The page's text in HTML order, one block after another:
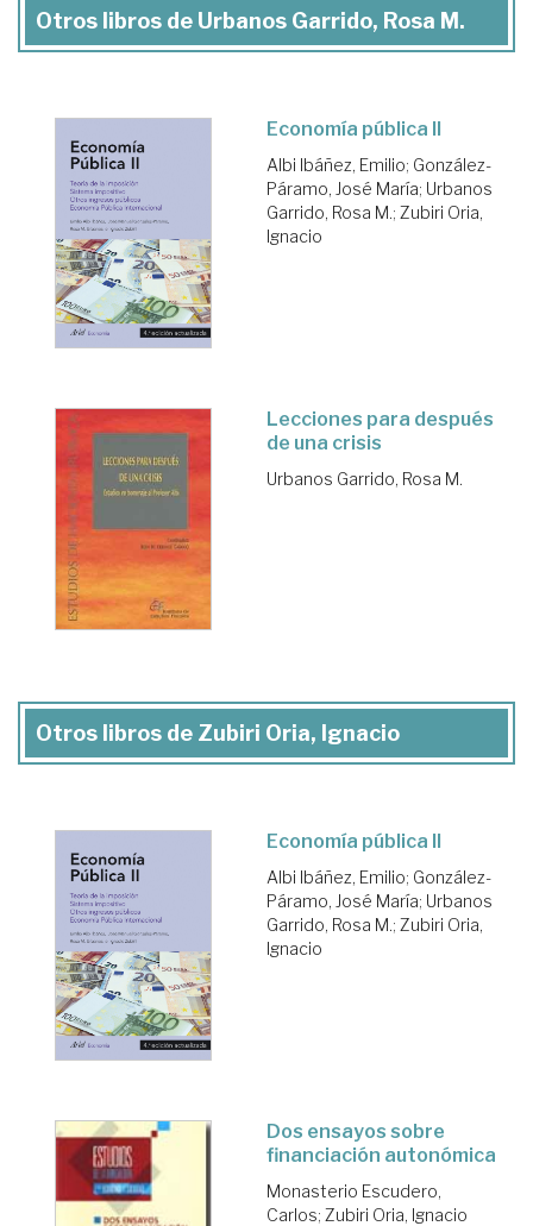
Otros libros de Urbanos Garrido, Rosa M.
Economía pública II
Albi Ibáñez, Emilio; González-
Páramo, José María; Urbanos
Garrido, Rosa M.; Zubiri Oria,
Ignacio
Lecciones para después
de una crisis
Urbanos Garrido, Rosa M.
Otros libros de Zubiri Oria, Ignacio
Economía pública II
Albi Ibáñez, Emilio; González-
Páramo, José María; Urbanos
Garrido, Rosa M.; Zubiri Oria,
Ignacio
Dos ensayos sobre
financiación autonómica
Monasterio Escudero,
Carlos; Zubiri Oria, Ignacio